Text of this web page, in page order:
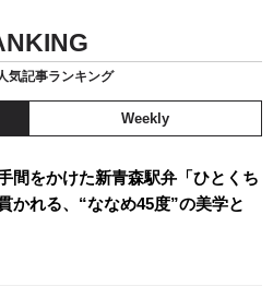
気記事ランキング
Weekly
間をかけた新青森駅弁「ひとくち
かれる、“ななめ45度”の美学と